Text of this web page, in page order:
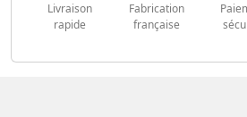
Livraison
rapide
Fabrication
française